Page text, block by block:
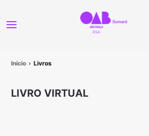
Início Livros
LIVRO VIRTUAL